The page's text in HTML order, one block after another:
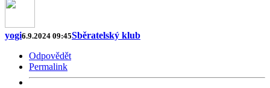
yogi6.9.2024 09:45Sběratelský klub
Odpovědět
Permalink